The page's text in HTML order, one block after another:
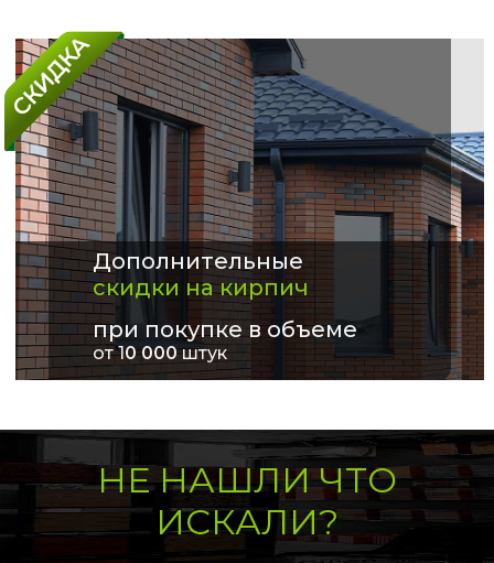
Дополнительные
скидки на кирпич
при покупке в объеме
от 10 000штук
НЕ НАШЛИ ЧТО
ИСКАЛИ?